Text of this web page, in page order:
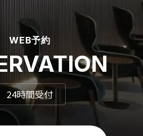
WEB予約
24時間受付